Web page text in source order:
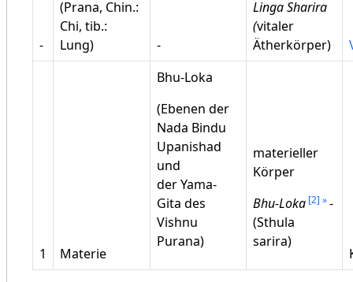
-
(Prana, Chin.:
Chi, tib.:
Lung)
-
Linga Sharira
(vitaler
Ätherkörper)
1 Materie
Bhu-Loka
(Ebenen der
Nada Bindu
Upanishad
und
der Yama-
Gita des
Vishnu
Purana)
materieller
Körper
Bhu-Loka [2]
-
(Sthula
sarira)